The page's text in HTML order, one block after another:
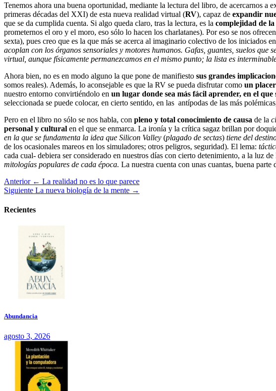
Tenemos ahora una buena oportunidad, mediante la lectura del libro, de acercarnos
primeras décadas del XXI) de esta nueva realidad virtual (RV), capaz de expandir
que se da cumplida cuenta. Si algo queda claro, tras la lectura, es la complejidad de
prometernos el oro y el moro, eso sólo lo hacen los charlatanes). Por eso se nos
sexta), pues creo que es la que más se acerca al imaginario colectivo de los iniciados
acoplan con los órganos sensoriales y motores humanos. Gafas, guantes, suelos
virtual, aunque físicamente permanezcamos en el mismo punto; la lista es
Ahora bien, no es en modo alguno la que pone de manifiesto sus grandes
somos reales). Además, lo aconsejable es que la RV se pueda disfrutar como un
nuestro entorno convirtiéndolo en un lugar donde sea más fácil aprender, en el
seleccionada se puede colocar, en cierto sentido, en las antípodas de las más
Pero en el libro no sólo se nos habla, con pleno y total conocimiento de causa de la
personal y cultural en el que se enmarca. La ironía y la crítica sagaz brillan por
en la que se fundamenta la idea que Silicon Valley (plagado de sectas) tiene del
de los ocasionales mareos en los simuladores; otros peligros, seguridad). El lema:
cada cual- debiera ser considerado en nuestros días con cierto detenimiento, a la luz
mitologías populares de cada época. La nuestra cuenta con unas cuantas, buena
Anterior ← La realidad no es lo que parece
Siguiente La nueva biología de la mente →
Recientes
Abundancia
agosto 3, 2026